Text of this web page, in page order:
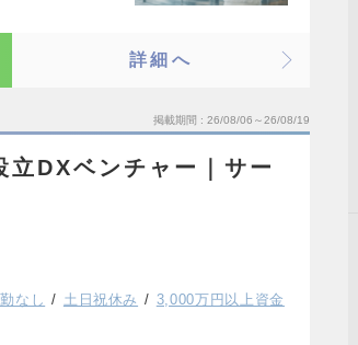
詳細へ
掲載期間 26/08/06～26/08/19
DXベンチャー｜サー
なし 土日祝休み
3,000万円以上資金